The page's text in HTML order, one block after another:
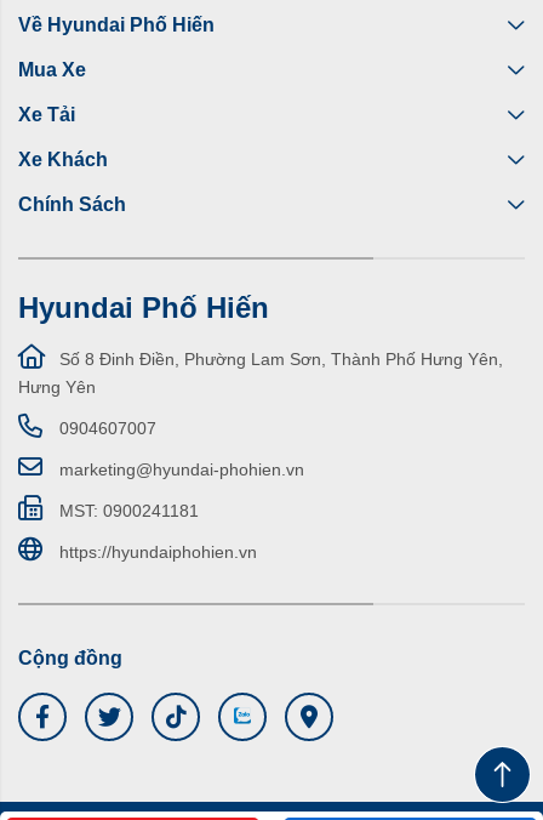
Về Hyundai Phố Hiến
Mua Xe
Xe Tải
Xe Khách
Chính Sách
Hyundai Phố Hiến
Số 8 Đinh Điền, Phường Lam Sơn, Thành Phố Hưng Yên,
Hưng Yên
0904607007
marketing@hyundai-phohien.vn
MST: 0900241181
https://hyundaiphohien.vn
Cộng đồng